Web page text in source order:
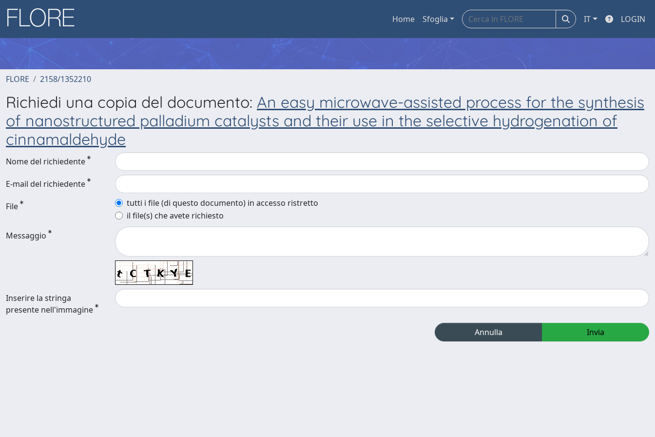
Home Sfoglia IT LOGIN
FLORE 2158/1352210
Richiedi una copia del documento: An easy microwave-assisted process for the synthesis
of nanostructured palladium catalysts and their use in the selective hydrogenation of
cinnamaldehyde
Nome del richiedente
E-mail del richiedente
File
tutti i file (di questo documento) in accesso ristretto
il file(s) che avete richiesto
Messaggio
Inserire la stringa
presente nell'immagine
Annulla Invia